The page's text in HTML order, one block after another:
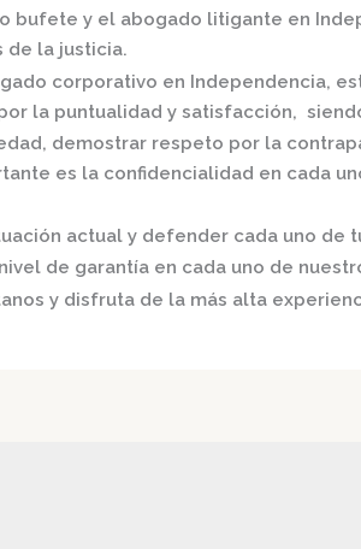
bufete y el abogado litigante en
de la justicia.
corporativo en Independencia,
la puntualidad y satisfacción,
demostrar respeto por la
es la confidencialidad en cada
actual y defender cada uno de
de garantía en cada uno de
y disfruta de la más alta